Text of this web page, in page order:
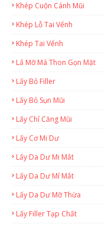
Khép Cuộn Cánh Mũi
Khép Lỗ Tai Vểnh
Khép Tai Vểnh
Lấ Mỡ Má Thon Gọn Mặt
Lấy Bỏ Filler
Lấy Bỏ Sụn Mũi
Lấy Chỉ Căng Mũi
Lấy Cơ Mi Dư
Lấy Da Dư Mi Mắt
Lấy Da Dư Mí Mắt
Lấy Da Dư Mỡ Thừa
Lấy Filler Tạp Chất